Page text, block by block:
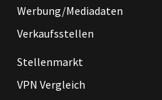
Werbung/Mediadaten
Verkaufsstellen
Stellenmarkt
VPN Vergleich